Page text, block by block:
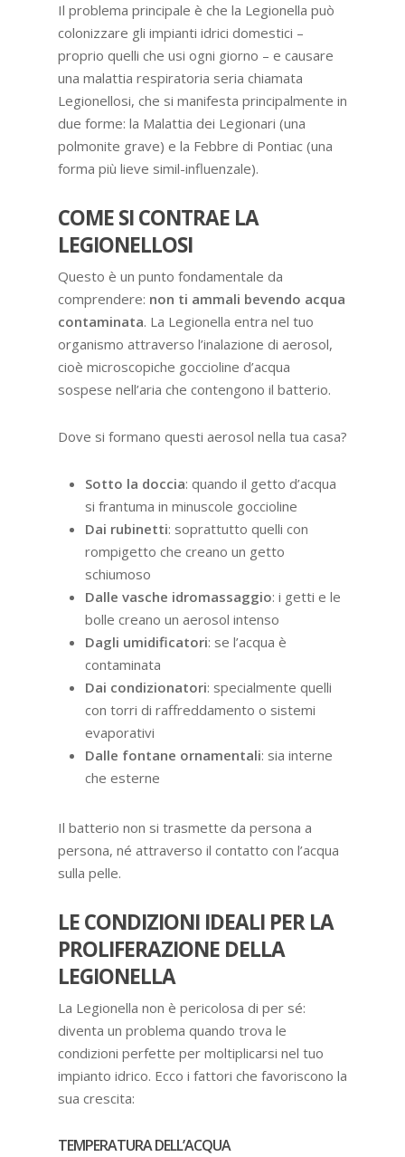
Il problema principale è che la Legionella può
colonizzare gli impianti idrici domestici –
proprio quelli che usi ogni giorno – e causare
una malattia respiratoria seria chiamata
Legionellosi, che si manifesta principalmente in
due forme: la Malattia dei Legionari (una
polmonite grave) e la Febbre di Pontiac (una
forma più lieve simil-influenzale).
COME SI CONTRAE LA
LEGIONELLOSI
Questo è un punto fondamentale da
comprendere: non ti ammali bevendo acqua
contaminata. La Legionella entra nel tuo
organismo attraverso l’inalazione di aerosol,
cioè microscopiche goccioline d’acqua
sospese nell’aria che contengono il batterio.
Dove si formano questi aerosol nella tua casa?
Sotto la doccia: quando il getto d’acqua
si frantuma in minuscole goccioline
Dai rubinetti: soprattutto quelli con
rompigetto che creano un getto
schiumoso
Dalle vasche idromassaggio: i getti e le
bolle creano un aerosol intenso
Dagli umidificatori: se l’acqua è
contaminata
Dai condizionatori: specialmente quelli
con torri di raffreddamento o sistemi
evaporativi
Dalle fontane ornamentali: sia interne
che esterne
Il batterio non si trasmette da persona a
persona, né attraverso il contatto con l’acqua
sulla pelle.
LE CONDIZIONI IDEALI PER LA
PROLIFERAZIONE DELLA
LEGIONELLA
La Legionella non è pericolosa di per sé:
diventa un problema quando trova le
condizioni perfette per moltiplicarsi nel tuo
impianto idrico. Ecco i fattori che favoriscono la
sua crescita:
TEMPERATURA DELL’ACQUA